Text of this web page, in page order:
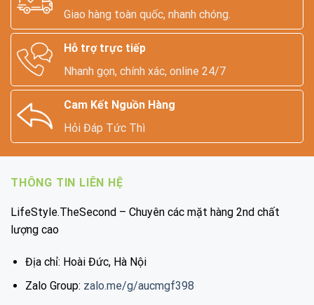
Giao hàng toàn quốc, nhanh chóng.
Hỗ trợ trực tiếp
Nhanh gọn, chính xác, online 24/7
Cam Kết Nguồn Hàng
Hỏi Đáp Tức Thì
THÔNG TIN LIÊN HỆ
LifeStyle.TheSecond – Chuyên các mặt hàng 2nd chất
lượng cao
Địa chỉ: Hoài Đức, Hà Nội
Zalo Group: zalo.me/g/aucmgf398